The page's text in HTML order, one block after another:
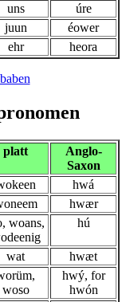
uns
úre
juun
éower
ehr heora
platt
Anglo-
Saxon
hwá
hwær
woans,
hú
wat
hwæt
woso
hwý, for
hwón